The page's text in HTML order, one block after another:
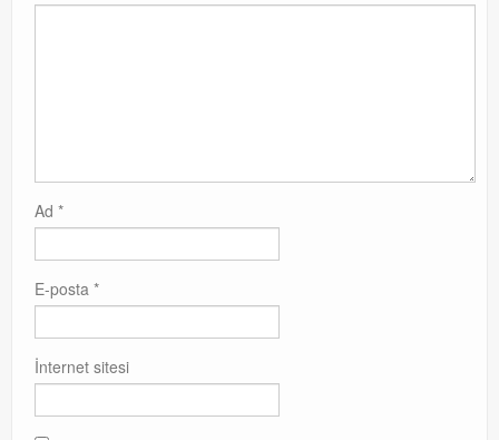
Ad *
E-posta *
İnternet sitesi